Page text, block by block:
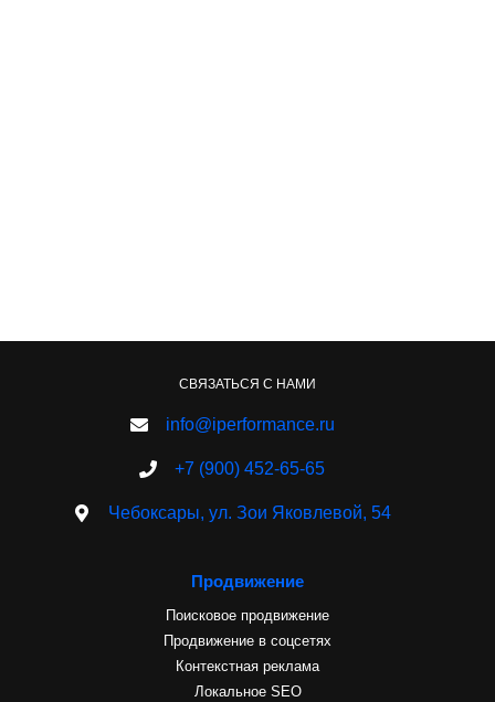
СВЯЗАТЬСЯ С НАМИ
info@iperformance.ru
+7 (900) 452-65-65
Чебоксары, ул. Зои Яковлевой, 54
Продвижение
Поисковое продвижение
Продвижение в соцсетях
Контекстная реклама
Локальное SEO